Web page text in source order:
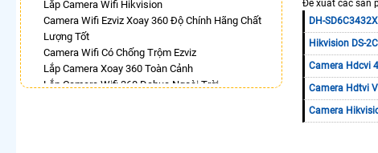
Lắp Camera Wifi Hikvision
Camera Wifi Ezviz Xoay 360 Độ Chính Hãng Chất
Lượng Tốt
Camera Wifi Có Chống Trộm Ezviz
Lắp Camera Xoay 360 Toàn Cảnh
Lắp Camera Wifi 360 Dahua Ngoài Trời
Đề xuất các sản
DH-
Hikvision DS-
Camera Hdcvi
Camera Hdtvi
Camera